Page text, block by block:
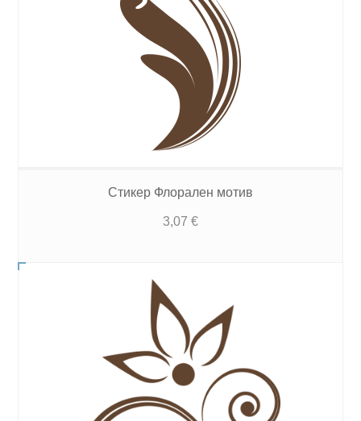
Стикер Флорален мотив
3,07 €